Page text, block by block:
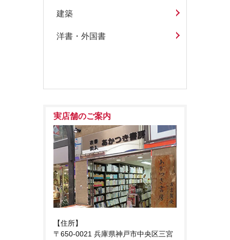
建築
洋書・外国書
実店舗のご案内
【住所】
〒650-0021 兵庫県神戸市中央区三宮